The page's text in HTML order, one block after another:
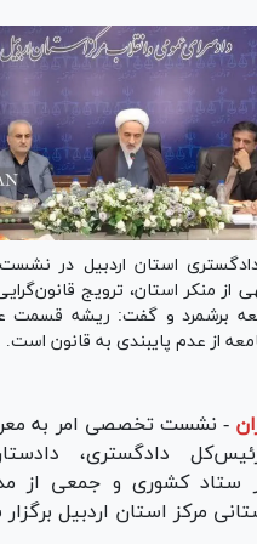
استان اردبیل در
از منکر استان، ترویج
برشمرد و گفت: ریشه قسمت
از عدم پایبندی به قانون است.
- نشست تخصصی امر به
دادگستری،
ستاد کشوری و جمعی از
مرکز استان اردبیل